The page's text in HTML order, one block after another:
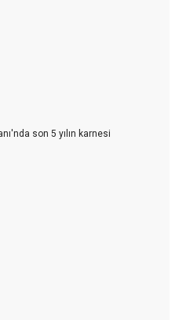
son 5 yılın karnesi